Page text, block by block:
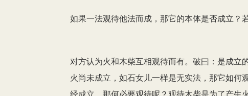
如果一法观待他法而成，那它的本体是否成立？
对方认为火和木柴互相观待而有。破曰：是成立
火尚未成立，如石女儿一样是无实法，那它如